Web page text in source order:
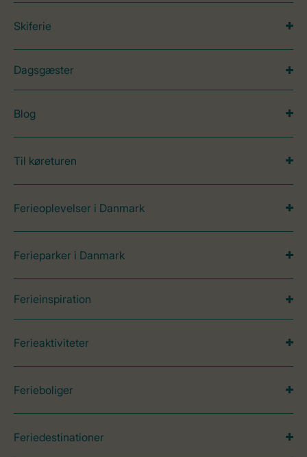
Skiferie
Dagsgæster
Blog
Til køreturen
Ferieoplevelser i Danmark
Ferieparker i Danmark
Ferieinspiration
Ferieaktiviteter
Ferieboliger
Feriedestinationer